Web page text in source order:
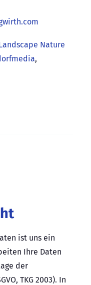
Nature
,
ist uns ein
Ihre Daten
der
TKG 2003). In